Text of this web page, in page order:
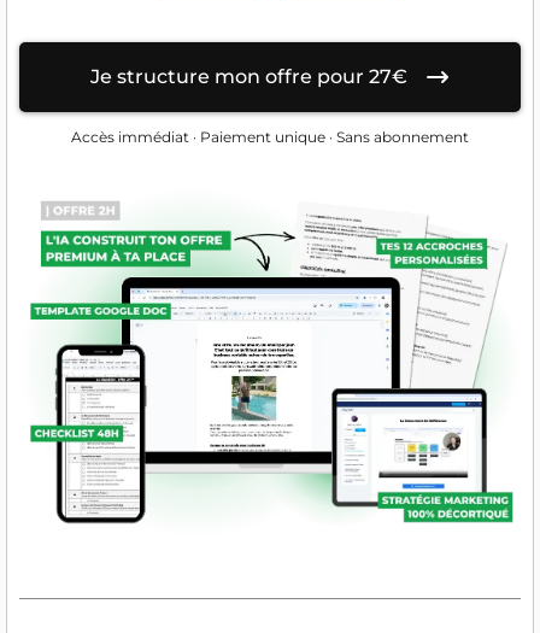
Je structure mon offre pour 27€
Accès immédiat · Paiement unique · Sans abonnement